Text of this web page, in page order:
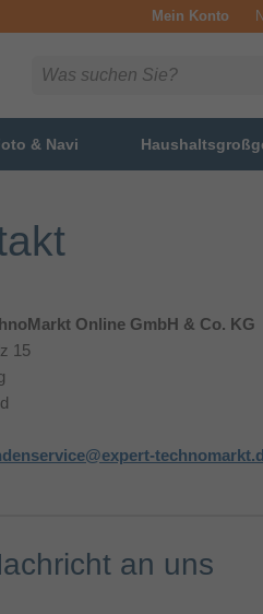
Mein Konto
& Navi
Online GmbH & Co. KG
15
an uns